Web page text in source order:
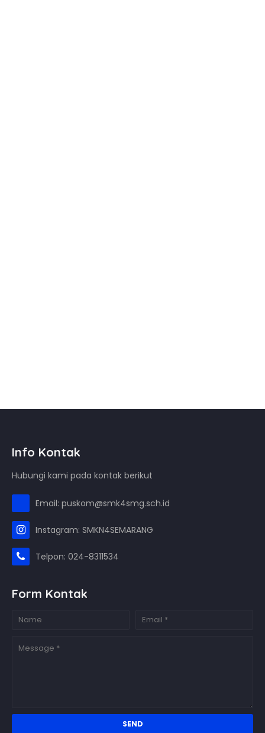
Info Kontak
Hubungi kami pada kontak berikut
Email: puskom@smk4smg.sch.id
Instagram: SMKN4SEMARANG
Telpon: 024-8311534
Form Kontak